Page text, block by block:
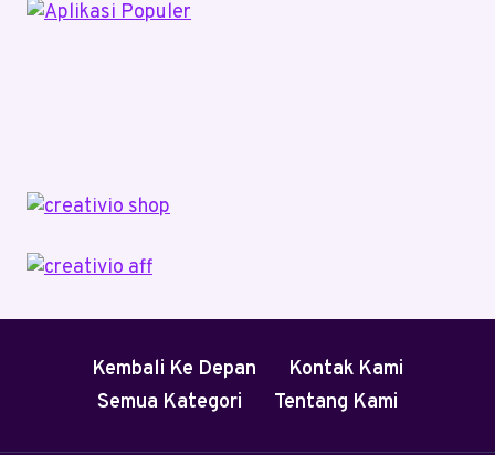
Kembali Ke Depan
Kontak Kami
Semua Kategori
Tentang Kami